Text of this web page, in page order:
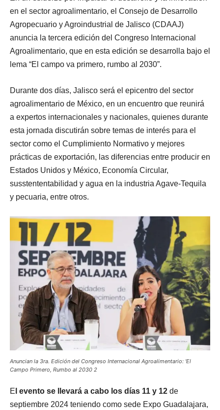
en el sector agroalimentario, el Consejo de Desarrollo
Agropecuario y Agroindustrial de Jalisco (CDAAJ)
anuncia la tercera edición del Congreso Internacional
Agroalimentario, que en esta edición se desarrolla bajo el
lema “El campo va primero, rumbo al 2030”.
Durante dos días, Jalisco será el epicentro del sector
agroalimentario de México, en un encuentro que reunirá
a expertos internacionales y nacionales, quienes durante
esta jornada discutirán sobre temas de interés para el
sector como el Cumplimiento Normativo y mejores
prácticas de exportación, las diferencias entre producir en
Estados Unidos y México, Economía Circular,
susstententabilidad y agua en la industria Agave-Tequila
y pecuaria, entre otros.
Anuncian la 3ra. Edición del Congreso Internacional Agroalimentario: 'El
Campo Primero, Rumbo al 2030 2
E l evento se llevará a cabo los días 11 y 12 de
septiembre 2024 teniendo como sede Expo Guadalajara,